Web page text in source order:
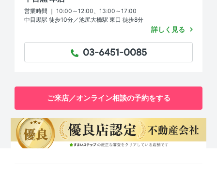
営業時間 ｜ 10:00～12:00、13:00～17:00
中目黒駅 徒歩10分／池尻大橋駅 東口 徒歩8分
TEL：
03-6451-0085
詳しく見る
ご来店／オンライン相談の予約をする